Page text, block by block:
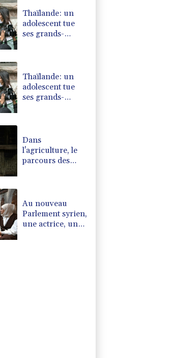
Thaïlande: un
adolescent tue
ses grands-
Thaïlande: un
adolescent tue
ses grands-
Dans
l'agriculture, le
parcours des
Au nouveau
Parlement syrien,
une actrice, une